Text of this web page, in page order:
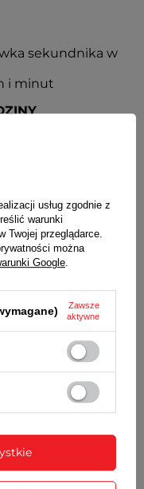
sekundnika w
i minut
dźwiękiem
w
x wys x gł]
usług zgodnie z
warunki
Twojej przeglądarce.
można
Google
Zawsze
aktywne